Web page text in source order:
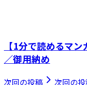
【1分で読めるマ
／御用納め
次回の投稿 次回の